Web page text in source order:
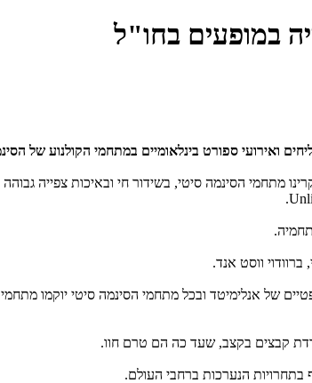
ואירועי ספורט בינלאומיים במתחמי הקולנוע של
מתחמי הסינמה סיטי, בשידור חי ובאיכות צפייה
.
ווסט אנד.
של אנלימיטד ובכל מתחמי הסינמה סיטי יוקמו מתחמי
קבצים בקצב, שעד כה הם טרם חוו.
בתחרויות הנערכות ברחבי העולם.